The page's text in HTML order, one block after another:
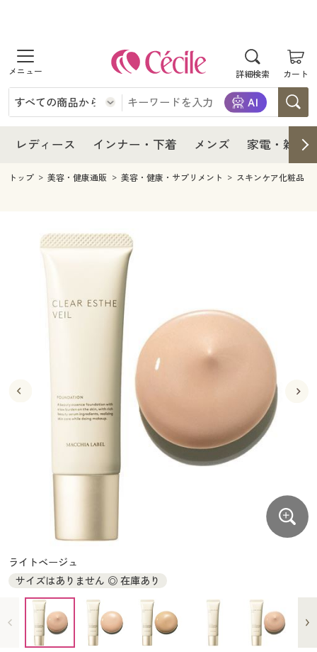
詳細検索 カート
商品を探す
レディース
レディースファッション
インナー・下着
インナー・下着通販すべて
ジュニア・ティーンズ下着
メンズ
キッチン・雑貨・日用品
寝具・インテリア・家具
寝具・インテリア・家具通販すべて
カーテン・ラグ・ファブリック
美容・健康・サプリメント
制服・学生服
大きいサイズ通販すべて
大きいサイズ メンズ
大きいサイズ 事務・制服
バーゲン
バーゲンセール
商品カテゴリ一覧
カタログ
カタログ・チラシからのご注文
デジタルカタログ
カタログ無料プレゼント
レディース インナー・下着 メンズ 家電・雑貨
レディース
レディース通販すべて
レディースファッション
インナー・下着
インナー・下着通販すべて
ジュニア・ティーンズ下着
メンズ
メンズ下着
キッチン・雑貨・日用品
寝具・インテリア・家具通販すべて
カーテン・ラグ・ファブリック
美容・健康
美容・健康・サプリメント
ジュニア・ティーンズ下着
大きいサイズ通販すべて
大きいサイズ レディース服
大きいサイズ レディース下着
大きいサイズ メンズ
大きいサイズ 事務・制服
バーゲンセール
シークレットセール
詳細検索
商品カテゴリ一覧
カタログ
カタログ・チラシからのご注文
カタログ無料プレゼント
会員メニュー
トップ 美容・健康通販 美容・健康・サプリメント スキンケア化粧品
ライトベージュ
サイズはありません ◎ 在庫あり